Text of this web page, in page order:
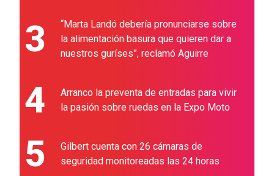
3
“Marta Landó debería pronunciarse sobre
la alimentación basura que quieren dar a
nuestros guríses”, reclamó Aguirre
4
Arranco la preventa de entradas para vivir
la pasión sobre ruedas en la Expo Moto
5
Gilbert cuenta con 26 cámaras de
seguridad monitoreadas las 24 horas